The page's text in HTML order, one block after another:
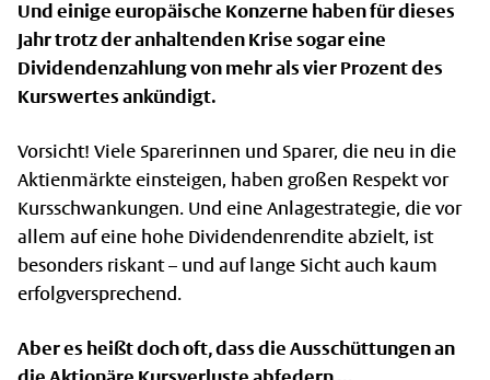
Und einige europäische Konzerne haben für dieses
Jahr trotz der anhaltenden Krise sogar eine
Dividendenzahlung von mehr als vier Prozent des
Kurswertes ankündigt.
Vorsicht! Viele Sparerinnen und Sparer, die neu in die
Aktienmärkte einsteigen, haben großen Respekt vor
Kursschwankungen. Und eine Anlagestrategie, die vor
allem auf eine hohe Dividendenrendite abzielt, ist
besonders riskant – und auf lange Sicht auch kaum
erfolgversprechend.
Aber es heißt doch oft, dass die Ausschüttungen an